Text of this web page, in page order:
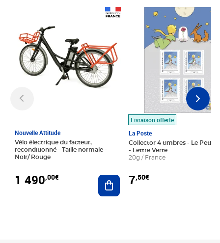
Nouvelle Attitude
Vélo électrique du facteur,
reconditionné - Taille normale -
Noir/ Rouge
1 490,00€ Ajouter au panier
Livraison offerte
La Poste
Collector 4 timbres - Le Petit
- Lettre Verte
20g / France
7,50€
Prix 7,50€